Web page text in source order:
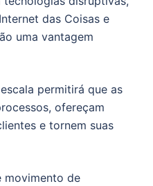
das Coisas e
uma vantagem
permitirá que as
ofereçam
e tornem suas
movimento de